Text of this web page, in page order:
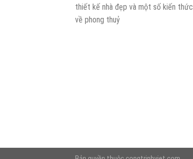
thiết kế nhà đẹp và một số kiến thức
về phong thuỷ